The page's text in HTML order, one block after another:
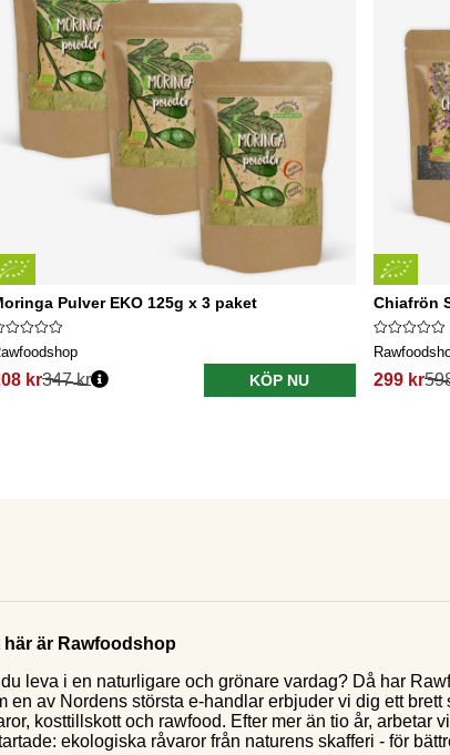
Pulver EKO 125g x 3 paket
kr347 kr KÖP NU
Chiafrön
299 kr
här är Rawfoodshop
leva i en naturligare och grönare vardag? Då har
en av Nordens största e-handlar erbjuder vi dig ett
kosttillskott och rawfood. Efter mer än tio år, arbetar
ekologiska råvaror från naturens skafferi - för